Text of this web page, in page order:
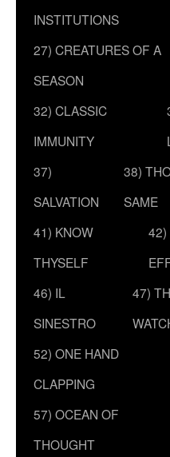
INSTITUTIONS
27) CREATURES OF A
SEASON
32) CLASSIC
IMMUNITY
37)
SALVATION
38)
SAME
41) KNOW
THYSELF
42)
46) IL
SINESTRO
47)
52) ONE HAND
CLAPPING
57) OCEAN OF
THOUGHT